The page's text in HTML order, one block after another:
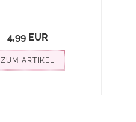
4,99 EUR
ZUM ARTIKEL